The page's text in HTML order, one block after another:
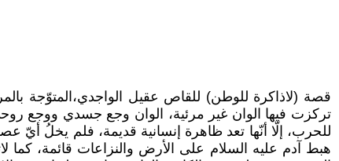
قصة (لاذاكرة للوطن) للقاص عقيل الواجدي،المتوّجة
تركزت فيها الوان غير مرئية، الوان وجع جسدي ووجع
للحرب، إلّا أنّها تعد ظاهرة إنسانية قديمة، فلم يخلُ
هبط آدم عليه السلام على الأرض والنزاعات قائمة، كما